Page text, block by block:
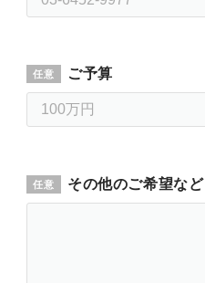
ご予算
その他のご希望など